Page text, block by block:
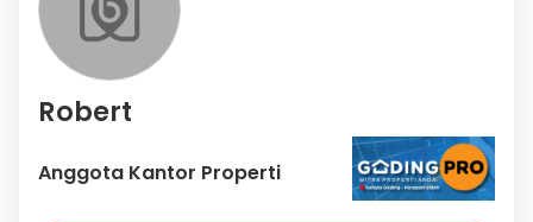
Robert
Anggota Kantor Properti